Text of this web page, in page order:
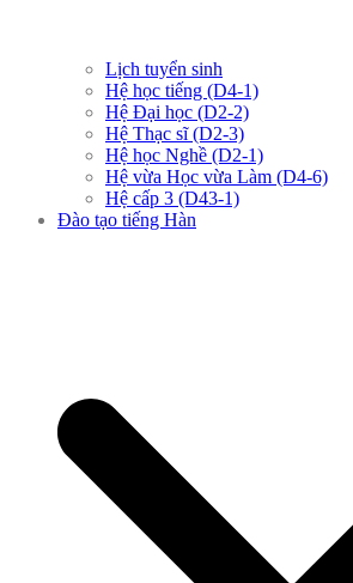
Lịch tuyển sinh
Hệ học tiếng (D4-1)
Hệ Đại học (D2-2)
Hệ Thạc sĩ (D2-3)
Hệ học Nghề (D2-1)
Hệ vừa Học vừa Làm (D4-6)
Hệ cấp 3 (D43-1)
Đào tạo tiếng Hàn